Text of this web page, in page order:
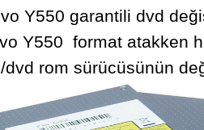
Y550 garantili dvd
Y550 format atakken
rom sürücüsünün